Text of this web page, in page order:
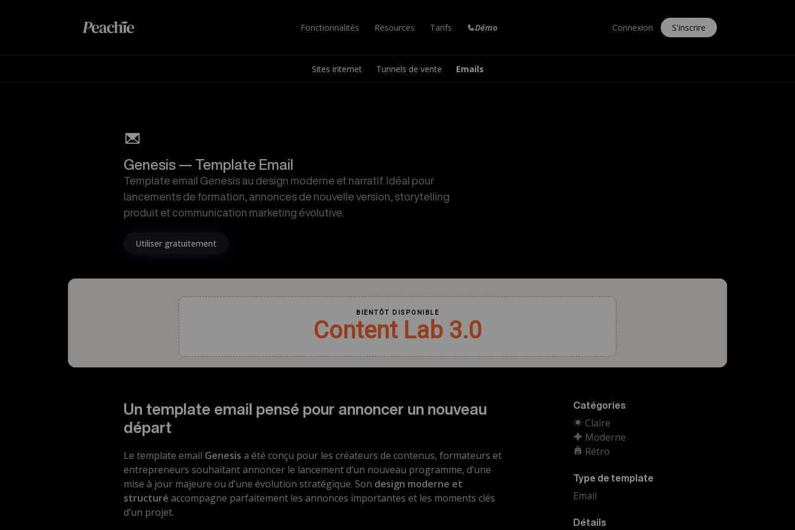
Fonctionnalités
Formation en ligne Email Marketing
Site internet
Le vôtre en quelques clics Collaborez à plusieurs
Communauté
Votre communauté privée
Peach
Resources
Marketplace
Astuces et tutoriels
Tarifs Démo Connexion S'inscrire
Sites internet Tunnels de vente Emails
Genesis — Template Email
Template email Genesis au design moderne et narratif. Idéal pour
lancements de formation, annonces de nouvelle version, storytelling
produit et communication marketing évolutive.
Utiliser gratuitement
Un template email pensé pour annoncer un nouveau
départ
Le template email Genesis a été conçu pour les créateurs de contenus, formateurs et
entrepreneurs souhaitant annoncer le lancement d’un nouveau programme, d’une
mise à jour majeure ou d’une évolution stratégique. Son design moderne et
structuré accompagne parfaitement les annonces importantes et les moments clés
d’un projet.
Catégories
Claire
Moderne
Rétro
Type de template
Email
Détails